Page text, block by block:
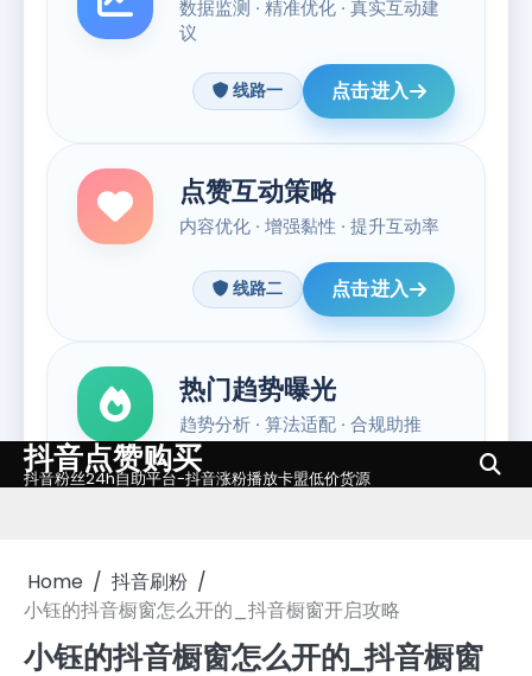
Skip
to
抖音点赞购买
抖音粉丝24h自助平台-抖音涨粉播放卡盟低价货源
Home
抖音刷粉
小钰的抖音橱窗怎么开的_抖音橱窗开启攻略
小钰的抖音橱窗怎么开的_抖音橱窗